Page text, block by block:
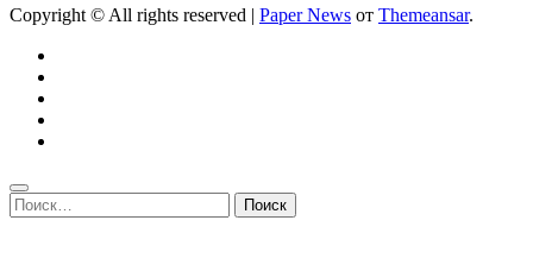
Copyright © All rights reserved | Paper News от Themeansar.
Найти: